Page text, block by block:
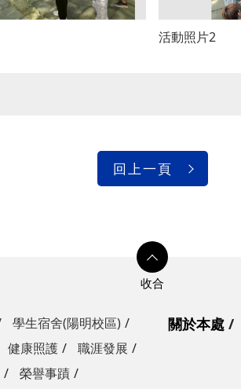
活動照片2
回上一頁
學生宿舍(陽明校區)
健康照護
職涯發展
榮譽事蹟
關於本處